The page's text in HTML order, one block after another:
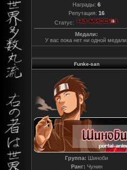
Награды: 6
Репутация: 16
Статус:
Медали:
У вас пока нет ни одной медали.
Funke-san
Группа: Шиноби
Ранг: Чунин